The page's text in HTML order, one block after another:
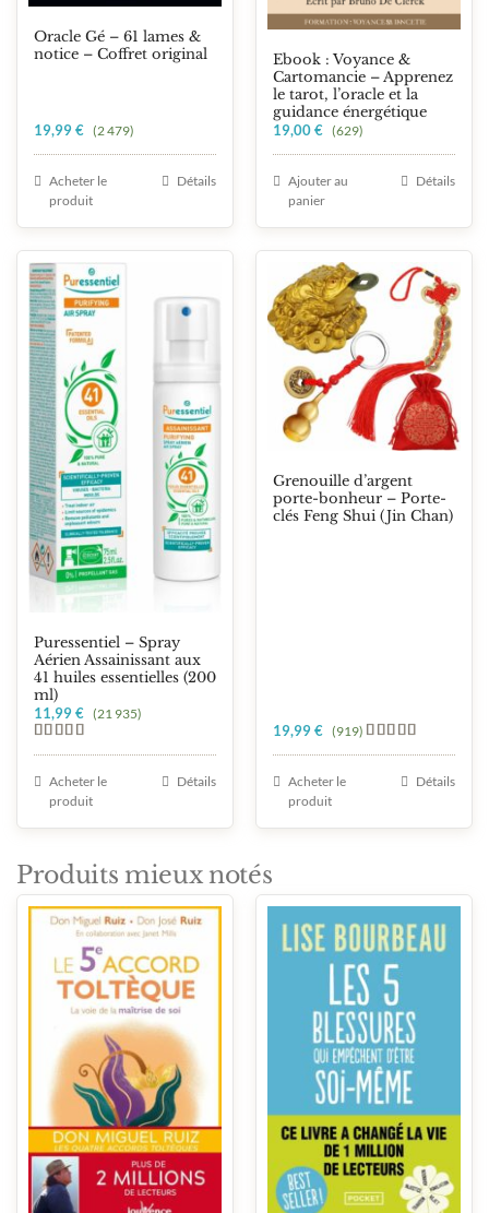
Oracle Gé – 61 lames &
notice – Coffret original
19,99€ (2 479)
Acheter le
produit
Détails
Ebook : Voyance &
Cartomancie – Apprenez
le tarot, l’oracle et la
guidance énergétique
19,00€ (629)
Ajouter au
panier
Détails
Puressentiel – Spray
Aérien Assainissant aux
41 huiles essentielles (200
ml)
Note5.00
sur 5
11,99€ (21 935)
Acheter le
produit
Détails
Grenouille d’argent
porte-bonheur – Porte-
clés Feng Shui (Jin Chan)
Note5.00
19,99€ (919)
Acheter le
produit
Détails
Produits mieux notés